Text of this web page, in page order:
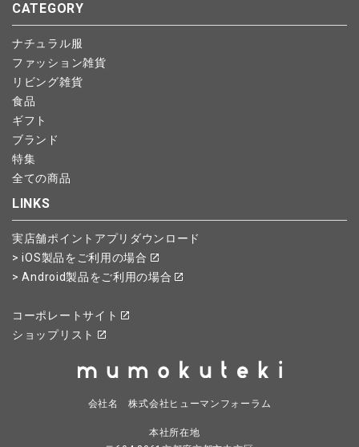
CATEGORY
ナチュラル服
ファッション雑貨
リビング雑貨
食品
ギフト
ブランド
特集
全ての商品
LINKS
実店舗ポイントアプリダウンロード
> iOS製品をご利用の場合
> Android製品をご利用の場合
コーポレートサイト
ショップリスト
会社名 株式会社ヒューマンフォーラム
本社所在地